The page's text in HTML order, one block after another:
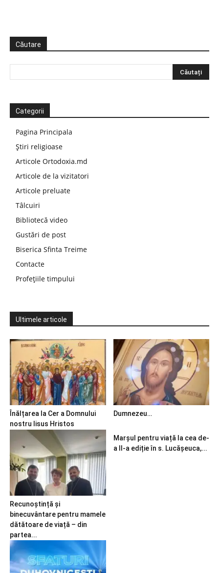
Căutare
Categorii
Pagina Principala
Știri religioase
Articole Ortodoxia.md
Articole de la vizitatori
Articole preluate
Tâlcuiri
Bibliotecă video
Gustări de post
Biserica Sfinta Treime
Contacte
Profețiile timpului
Ultimele articole
Înălțarea la Cer a Domnului
nostru Iisus Hristos
Dumnezeu…
Recunoștință și
binecuvântare pentru mamele
dătătoare de viață – din
partea...
Marșul pentru viață la cea de-
a II-a ediție în s. Lucășeuca,...